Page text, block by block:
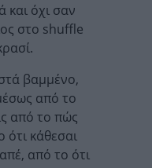
και όχι σαν
στο shuffle
βαμμένο,
από το
από το πώς
ότι κάθεσαι
από το ότι